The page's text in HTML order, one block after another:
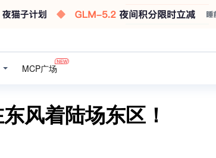
MCP广场
风着陆场东区！